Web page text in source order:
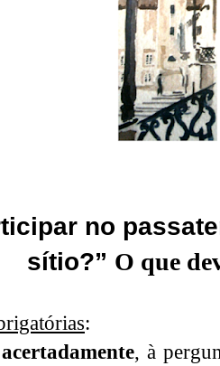
no
sítio?” O que
:
acertadamente, à